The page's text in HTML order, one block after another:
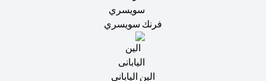
فرنك سويسري
الين اليابانى